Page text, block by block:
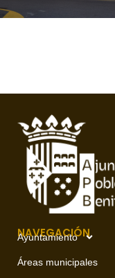
NAVEGACIÓN
Ayuntamiento
Áreas municipales